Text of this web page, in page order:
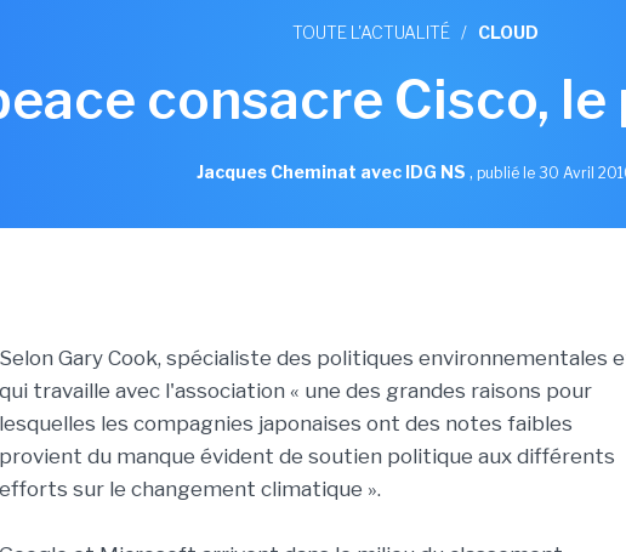
TOUTE L'ACTUALITÉ / CLOUD
consacre Cisco,
Jacques Cheminat avec IDG NS , publié le 30 Avril
Selon Gary Cook, spécialiste des politiques environnementales
qui travaille avec l'association « une des grandes raisons pour
lesquelles les compagnies japonaises ont des notes faibles
provient du manque évident de soutien politique aux différents
efforts sur le changement climatique ».